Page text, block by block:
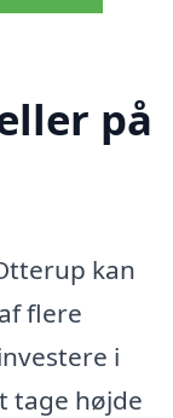
på
kan
flere
i
tage højde